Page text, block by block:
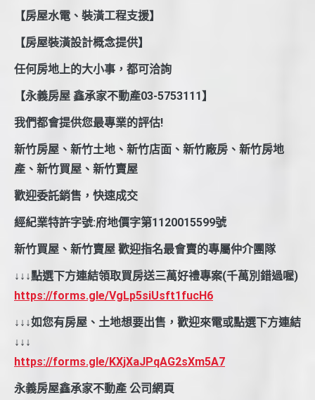
【房屋水電、裝潢工程支援】
【房屋裝潢設計概念提供】
任何房地上的大小事，都可洽詢
【永義房屋 鑫承家不動產03-5753111】
我們都會提供您最專業的評估!
新竹房屋、新竹土地、新竹店面、新竹廠房、新竹房地
產、新竹買屋、新竹賣屋
歡迎委託銷售，快速成交
經紀業特許字號:府地價字第1120015599號
新竹買屋、新竹賣屋 歡迎指名最會賣的專屬仲介團隊
↓↓↓點選下方連結領取買房送三萬好禮專案(千萬別錯過喔)
https://forms.gle/VgLp5siUsft1fucH6
↓↓↓如您有房屋、土地想要出售，歡迎來電或點選下方連結
↓↓↓
https://forms.gle/KXjXaJPqAG2sXm5A7
永義房屋鑫承家不動產 公司網頁